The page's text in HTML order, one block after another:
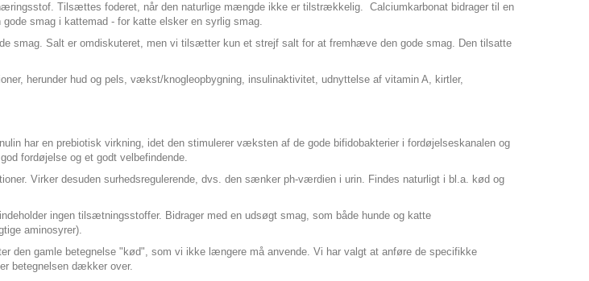
Tilsættes foderet, når den naturlige mængde ikke er tilstrækkelig. Calciumkarbonat bidrager til en
smag i kattemad - for katte elsker en syrlig smag.
smag. Salt er omdiskuteret, men vi tilsætter kun et strejf salt for at fremhæve den gode smag. Den tilsatte
herunder hud og pels, vækst/knogleopbygning, insulinaktivitet, udnyttelse af vitamin A, kirtler,
har en prebiotisk virkning, idet den stimulerer væksten af de gode bifidobakterier i fordøjelseskanalen og
fordøjelse og et godt velbefindende.
Virker desuden surhedsregulerende, dvs. den sænker ph-værdien i urin. Findes naturligt i bl.a. kød og
ingen tilsætningsstoffer. Bidrager med en udsøgt smag, som både hunde og katte
aminosyrer).
den gamle betegnelse "kød", som vi ikke længere må anvende. Vi har valgt at anføre de specifikke
betegnelsen dækker over.